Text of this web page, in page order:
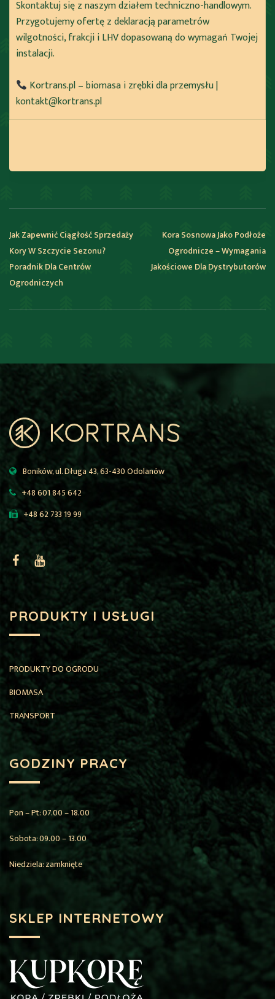
Skontaktuj się z naszym działem techniczno-handlowym.
Przygotujemy ofertę z deklaracją parametrów
wilgotności, frakcji i LHV dopasowaną do wymagań Twojej
instalacji.
Kortrans.pl – biomasa i zrębki dla przemysłu |
kontakt@kortrans.pl
Jak Zapewnić Ciągłość Sprzedaży
Kory W Szczycie Sezonu?
Poradnik Dla Centrów
Ogrodniczych
Kora Sosnowa Jako Podłoże
Ogrodnicze – Wymagania
Jakościowe Dla Dystrybutorów
Boników, ul. Długa 43, 63-430 Odolanów
+48 601 845 642
+48 62 733 19 99
PRODUKTY I USŁUGI
PRODUKTY DO OGRODU
BIOMASA
TRANSPORT
GODZINY PRACY
Pon – Pt: 07.00 – 18.00
Sobota: 09.00 – 13.00
Niedziela: zamknięte
SKLEP INTERNETOWY